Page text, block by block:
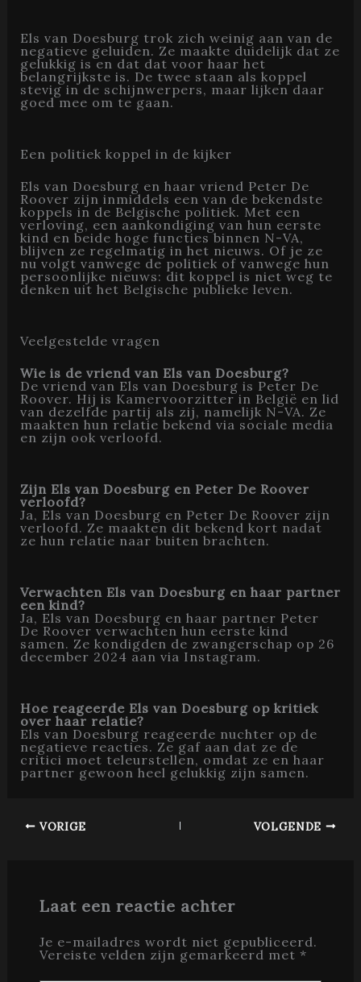
Els van Doesburg trok zich weinig aan van de
negatieve geluiden. Ze maakte duidelijk dat ze
gelukkig is en dat dat voor haar het
belangrijkste is. De twee staan als koppel
stevig in de schijnwerpers, maar lijken daar
goed mee om te gaan.
Een politiek koppel in de kijker
Els van Doesburg en haar vriend Peter De
Roover zijn inmiddels een van de bekendste
koppels in de Belgische politiek. Met een
verloving, een aankondiging van hun eerste
kind en beide hoge functies binnen N-VA,
blijven ze regelmatig in het nieuws. Of je ze
nu volgt vanwege de politiek of vanwege hun
persoonlijke nieuws: dit koppel is niet weg te
denken uit het Belgische publieke leven.
Veelgestelde vragen
Wie is de vriend van Els van Doesburg?
De vriend van Els van Doesburg is Peter De
Roover. Hij is Kamervoorzitter in België en lid
van dezelfde partij als zij, namelijk N-VA. Ze
maakten hun relatie bekend via sociale media
en zijn ook verloofd.
Zijn Els van Doesburg en Peter De Roover
verloofd?
Ja, Els van Doesburg en Peter De Roover zijn
verloofd. Ze maakten dit bekend kort nadat
ze hun relatie naar buiten brachten.
Verwachten Els van Doesburg en haar partner
een kind?
Ja, Els van Doesburg en haar partner Peter
De Roover verwachten hun eerste kind
samen. Ze kondigden de zwangerschap op 26
december 2024 aan via Instagram.
Hoe reageerde Els van Doesburg op kritiek
over haar relatie?
Els van Doesburg reageerde nuchter op de
negatieve reacties. Ze gaf aan dat ze de
critici moet teleurstellen, omdat ze en haar
partner gewoon heel gelukkig zijn samen.
VORIGE VOLGENDE
Laat een reactie achter
Je e-mailadres wordt niet gepubliceerd.
Vereiste velden zijn gemarkeerd met *